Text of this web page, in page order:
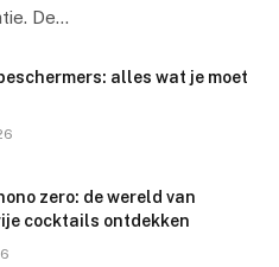
De…
alles wat je moet
zero: de wereld van
cocktails ontdekken